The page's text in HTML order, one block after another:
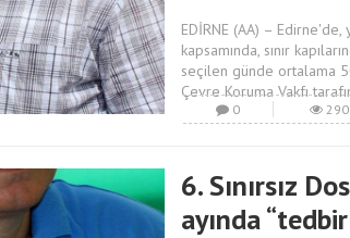
EDİRNE (AA) –
kapsamında, sınır
seçilen günde ortalama
Çevre Koruma Vakfı
0 290
6. Sınırsız
ayında